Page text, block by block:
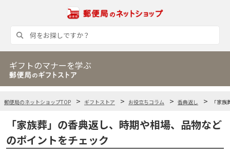
ギフトのマナーを学ぶ
郵便局のネットショップTOP ギフトストア お役立ちコラム 香典返し 「家
「家族葬」の香典返し、時期や相場、品物など
のポイントをチェック